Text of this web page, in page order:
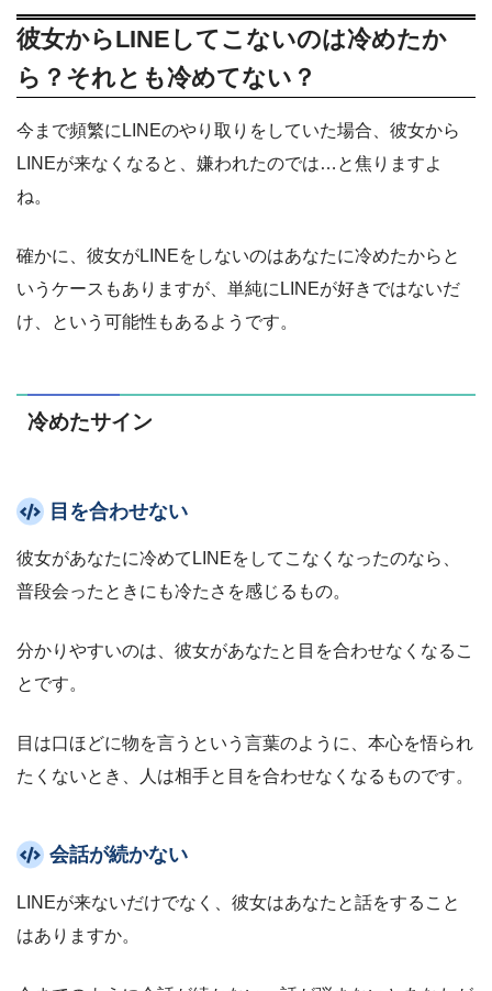
彼女からLINEしてこないのは冷めたか
ら？それとも冷めてない？
今まで頻繁にLINEのやり取りをしていた場合、彼女から
LINEが来なくなると、嫌われたのでは…と焦りますよ
ね。
確かに、彼女がLINEをしないのはあなたに冷めたからと
いうケースもありますが、単純にLINEが好きではないだ
け、という可能性もあるようです。
冷めたサイン
目を合わせない
彼女があなたに冷めてLINEをしてこなくなったのなら、
普段会ったときにも冷たさを感じるもの。
分かりやすいのは、彼女があなたと目を合わせなくなるこ
とです。
目は口ほどに物を言うという言葉のように、本心を悟られ
たくないとき、人は相手と目を合わせなくなるものです。
会話が続かない
LINEが来ないだけでなく、彼女はあなたと話をすること
はありますか。